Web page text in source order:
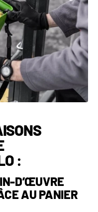
:
D’ŒUVRE
AU PANIER